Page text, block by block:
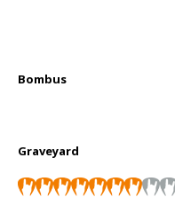
Bombus
Graveyard